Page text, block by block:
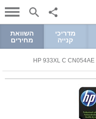
מדריכי
קנייה
השוואת
מחירים